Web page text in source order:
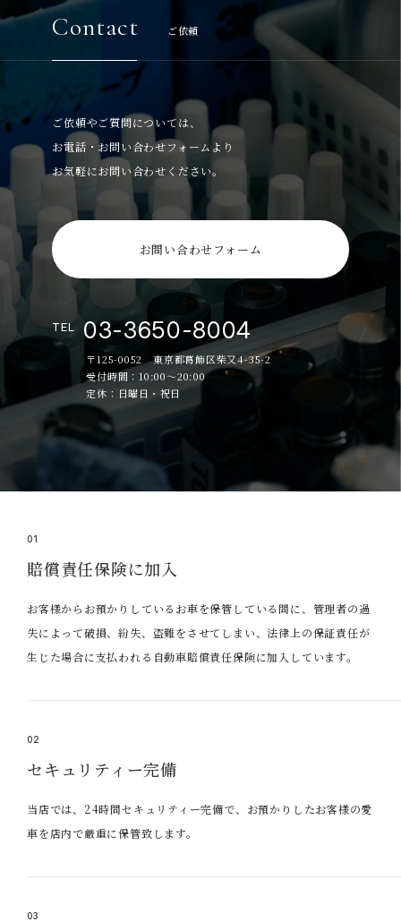
Contact ご依頼
ご依頼やご質問については、
お電話・お問い合わせフォームより
お気軽にお問い合わせください。
お問い合わせフォーム
TEL 03-3650-8004
〒125-0052 東京都葛飾区柴又4-35-2
受付時間：10:00～20:00
定休：日曜日・祝日
01
賠償責任保険に加入
お客様からお預かりしているお車を保管している間に、管理者の過
失によって破損、紛失、盗難をさせてしまい、法律上の保証責任が
生じた場合に支払われる自動車賠償責任保険に加入しています。
02
セキュリティー完備
当店では、24時間セキュリティー完備で、お預かりしたお客様の愛
車を店内で厳重に保管致します。
03